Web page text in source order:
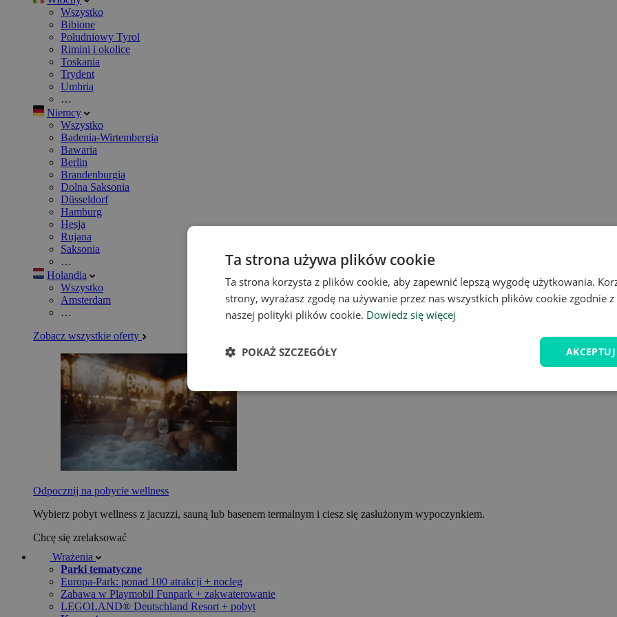
Wszystko
Bibione
Południowy Tyrol
Rimini i okolice
Toskania
Trydent
Umbria
…
Niemcy
Wszystko
Badenia-Wirtembergia
Bawaria
Berlin
Brandenburgia
Dolna Saksonia
Düsseldorf
Hamburg
Hesja
Rujana
Saksonia
…
Holandia
Wszystko
Amsterdam
…
Zobacz wszystkie oferty
Odpocznij na pobycie wellness
Wybierz pobyt wellness z jacuzzi, sauną lub basenem termalnym i ciesz się zasłużonym wypoczynkiem.
Chcę się zrelaksować
Wrażenia
Parki tematyczne
Europa-Park: ponad 100 atrakcji + nocleg
Zabawa w Playmobil Funpark + zakwaterowanie
LEGOLAND® Deutschland Resort + pobyt
Ta strona używa plików cookie
Ta strona korzysta z plików cookie, aby zapewnić lepszą wygodę użytkowania.
strony, wyrażasz zgodę na używanie przez nas wszystkich plików cookie zgodnie
naszej polityki plików cookie. Dowiedz się więcej
POKAŻ SZCZEGÓŁY